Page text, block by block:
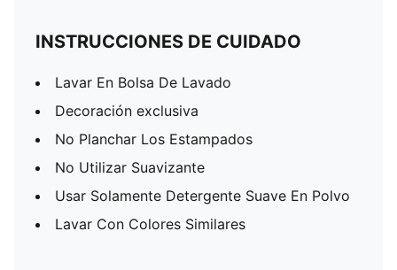
INSTRUCCIONES DE CUIDADO
Lavar En Bolsa De Lavado
Decoración exclusiva
No Planchar Los Estampados
No Utilizar Suavizante
Usar Solamente Detergente Suave En Polvo
Lavar Con Colores Similares